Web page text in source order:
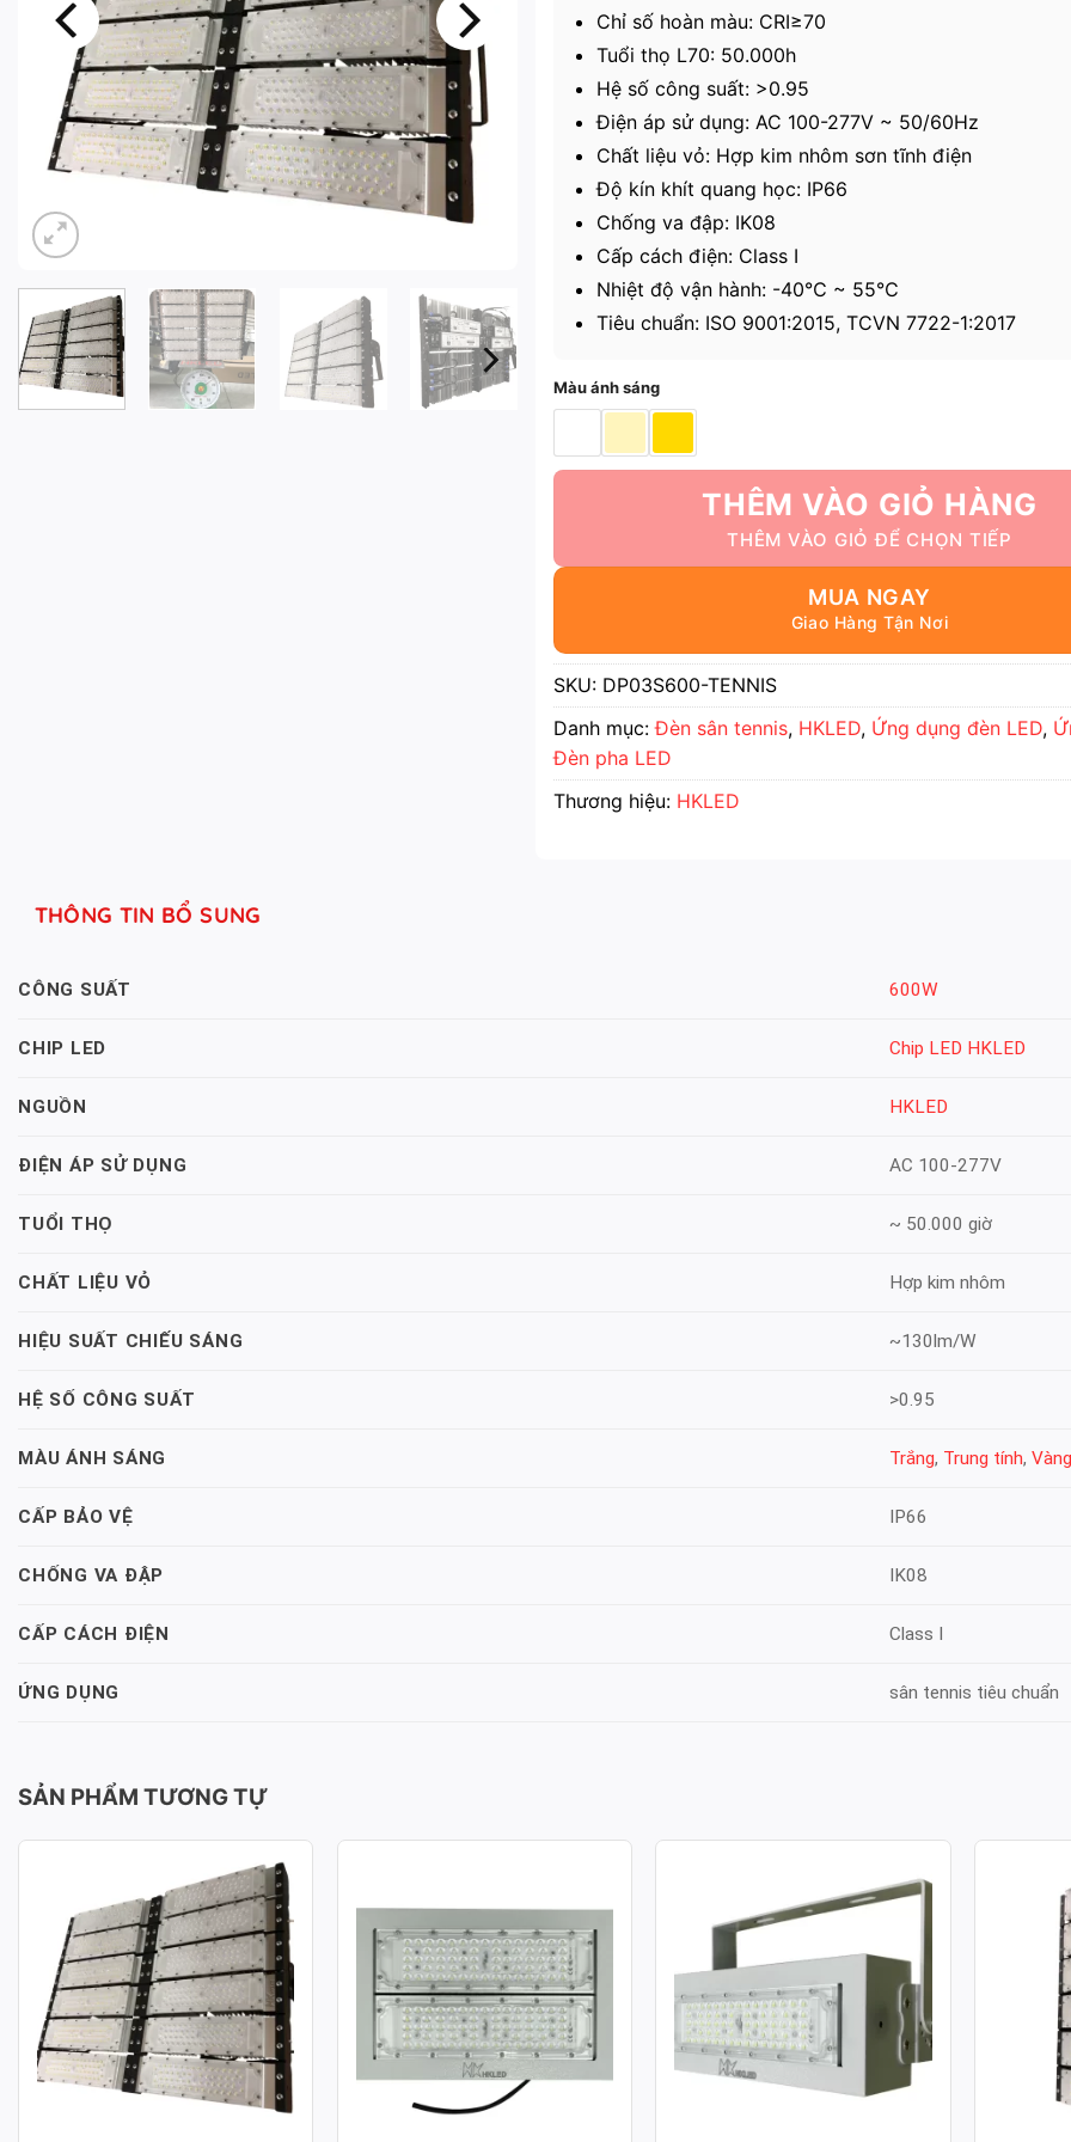
Chỉ số hoàn màu: CRI≥70
Tuổi thọ L70: 50.000h
Hệ số công suất: >0.95
Điện áp sử dụng: AC 100-277V ~ 50/60Hz
Chất liệu vỏ: Hợp kim nhôm sơn tĩnh điện
Độ kín khít quang học: IP66
Chống va đập: IK08
Cấp cách điện: Class I
Nhiệt độ vận hành: -40℃ ~ 55℃
Tiêu chuẩn: ISO 9001:2015, TCVN 7722-1:2017
Màu ánh sáng
THÊM VÀO GIỎ HÀNG
MUA NGAY
SKU: DP03S600-TENNIS
Danh mục:Đèn sân tennis, HKLED, Ứng dụng đèn LED,
Đèn pha LED
Thương hiệu: HKLED
THÔNG TIN BỔ SUNG
CÔNG SUẤT 600W
CHIP LED Chip LED HKLED
NGUỒN HKLED
ĐIỆN ÁP SỬ DỤNG AC 100-277V
TUỔI THỌ ~ 50.000 giờ
CHẤT LIỆU VỎ Hợp kim nhôm
HIỆU SUẤT CHIẾU SÁNG ~130lm/W
HỆ SỐ CÔNG SUẤT >0.95
MÀU ÁNH SÁNG Trắng, Trung tính, Vàng
CẤP BẢO VỆ IP66
CHỐNG VA ĐẬP IK08
CẤP CÁCH ĐIỆN Class I
ỨNG DỤNG sân tennis tiêu chuẩn
SẢN PHẨM TƯƠNG TỰ
ĐÈN PHA LED MODULE SMD
P03 – CÔNG SUẤT 600W
Công suất: 600W
Hiệu suất chiếu sáng: 130lm/W
Nhiệt độ màu: 3.000K / 4.000K /
6.000K
Chỉ số hoàn màu: CRI≥70
Tuổi thọ L70: 50.000h
Hệ số công suất: >0.95
Điện áp sử dụng: AC 100-277V ~
Hiệu suất chiếu sáng: 130lm/W
Nhiệt độ màu: 3.000K / 4.000K /
6.000K
Chỉ số hoàn màu: CRI≥70
Tuổi thọ L70: 50.000h
Hệ số công suất: >0.95
Điện áp sử dụng: AC 100-277V ~
P02 – CÔNG SUẤT 50W
Công suất: 50W
Hiệu suất chiếu sáng: 130lm/W
Nhiệt độ màu: 3.000K / 4.000K /
6.000K
Chỉ số hoàn màu: CRI≥70
Tuổi thọ L70: 50.000h
Hệ số công suất: >0.95
P03 –
Công
Hiệu
Nhiệt độ
Chỉ số
Tuổi thọ
Hệ số
Điện áp